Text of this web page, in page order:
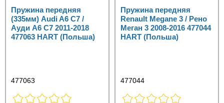
Пружина передняя
(335мм) Audi A6 C7 /
Ауди А6 С7 2011-2018
477063 HART (Польша)
477063
Пружина передняя
Renault Megane 3 / Рено
Меган 3 2008-2016 477044
HART (Польша)
477044